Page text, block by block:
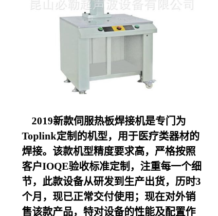
2019新款伺服热板焊接机是专门为
Toplink定制的机型，用于医疗类器材的
焊接。该款机型精度要求高，严格按照
客户IOQE验收标准定制，注重每一个细
节，此款设备从研发到生产出货，历时3
个月，现已正常交付使用；现在对外销
售该款产品，特对设备的性能及配置作